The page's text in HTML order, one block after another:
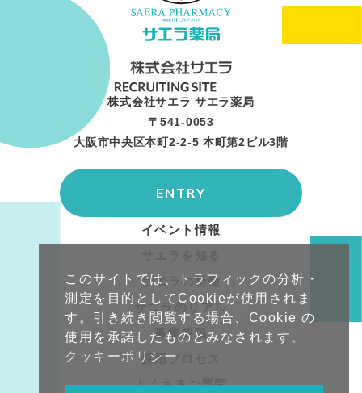
株式会社サエラ サエラ薬局
〒541-0053
大阪市中央区本町2-2-5 本町第2ビル3階
イベント情報
サエラの特徴
サエラのリアル
募集要項
採用プロセス
よくあるご質問
ENTRY
このサイトでは、トラフィックの分析・
測定を目的としてCookieが使用されま
す。引き続き閲覧する場合、Cookie の
使用を承諾したものとみなされます。
クッキーポリシー